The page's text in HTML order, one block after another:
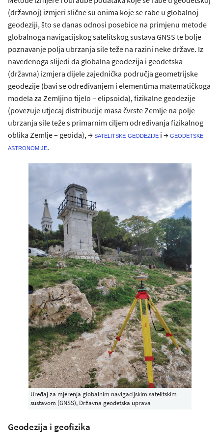
(državnoj) izmjeri slične su onima koje se rabe u globalnoj
geodeziji, što se danas odnosi posebice na primjenu metode
globalnoga navigacijskog satelitskog sustava GNSS te bolje
poznavanje polja ubrzanja sile teže na razini neke države. Iz
navedenoga slijedi da globalna geodezija i geodetska
(državna) izmjera dijele zajednička područja geometrijske
geodezije (bavi se određivanjem i elementima matematičkoga
modela za Zemljino tijelo – elipsoida), fizikalne geodezije
(povezuje utjecaj distribucije masa čvrste Zemlje na polje
ubrzanja sile teže s primarnim ciljem određivanja fizikalnog
oblika Zemlje – geoida), →satelitske geodezije i →geodetske
astronomije.
Uređaj za mjerenja globalnim navigacijskim satelitskim
sustavom (GNSS), Državna geodetska uprava
Geodezija i geofizika